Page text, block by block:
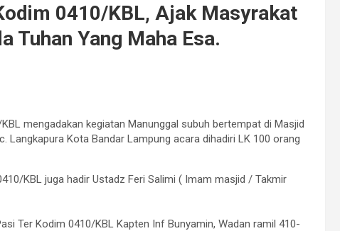
0410/KBL, Ajak Masyrakat
Tuhan Yang Maha Esa.
mengadakan kegiatan Manunggal subuh bertempat di Masjid
Langkapura Kota Bandar Lampung acara dihadiri LK 100 orang
KBL juga hadir Ustadz Feri Salimi ( Imam masjid / Takmir
Ter Kodim 0410/KBL Kapten Inf Bunyamin, Wadan ramil 410-